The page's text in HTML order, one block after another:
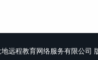
远程教育网络服务有限公司